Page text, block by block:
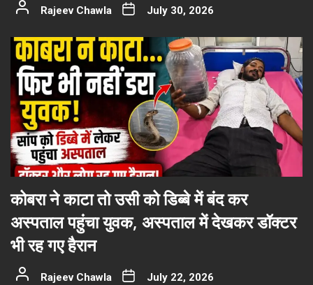
Rajeev Chawla July 30, 2026
कोबरा ने काटा तो उसी को डिब्बे में बंद कर
अस्पताल पहुंचा युवक, अस्पताल में देखकर डॉक्टर
भी रह गए हैरान
Rajeev Chawla July 22, 2026